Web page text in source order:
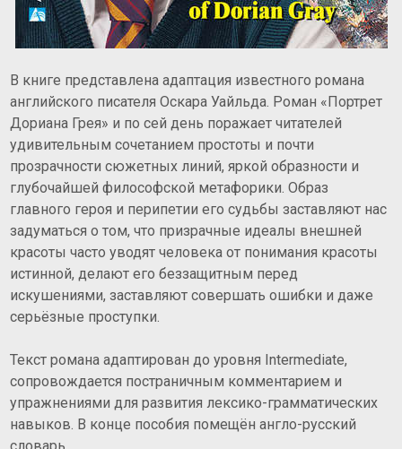
В книге представлена адаптация известного романа
английского писателя Оскара Уайльда. Роман «Портрет
Дориана Грея» и по сей день поражает читателей
удивительным сочетанием простоты и почти
прозрачности сюжетных линий, яркой образности и
глубочайшей философской метафорики. Образ
главного героя и перипетии его судьбы заставляют нас
задуматься о том, что призрачные идеалы внешней
красоты часто уводят человека от понимания красоты
истинной, делают его беззащитным перед
искушениями, заставляют совершать ошибки и даже
серьёзные проступки.
Текст романа адаптирован до уровня Intermediate,
сопровождается постраничным комментарием и
упражнениями для развития лексико-грамматических
навыков. В конце пособия помещён англо-русский